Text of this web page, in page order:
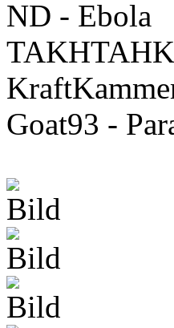
ND - Ebola
Goat93 -